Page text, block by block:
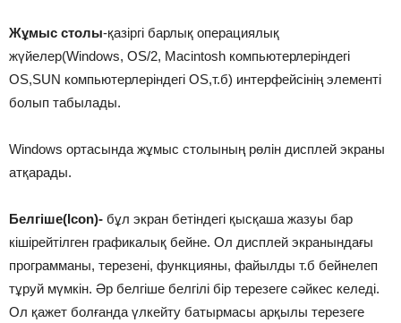
Жұмыс столы-қазіргі барлық операциялық
жүйелер(Windows, OS/2, Macintosh компьютерлеріндегі
OS,SUN компьютерлеріндегі OS,т.б) интерфейсінің элементі
болып табылады.
Windows ортасында жұмыс столының рөлін дисплей экраны
атқарады.
Белгіше(Icon)- бұл экран бетіндегі қысқаша жазуы бар
кішірейтілген графикалық бейне. Ол дисплей экранындағы
программаны, терезені, функцияны, файылды т.б бейнелеп
тұруй мүмкін. Әр белгіше белгілі бір терезеге сәйкес келеді.
Ол қажет болғанда үлкейту батырмасы арқылы терезеге